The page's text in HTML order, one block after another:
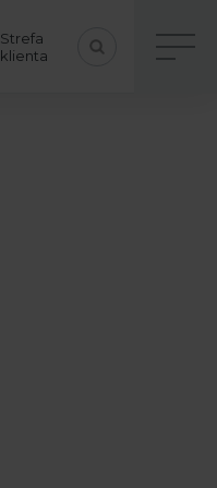
Strefa
klienta